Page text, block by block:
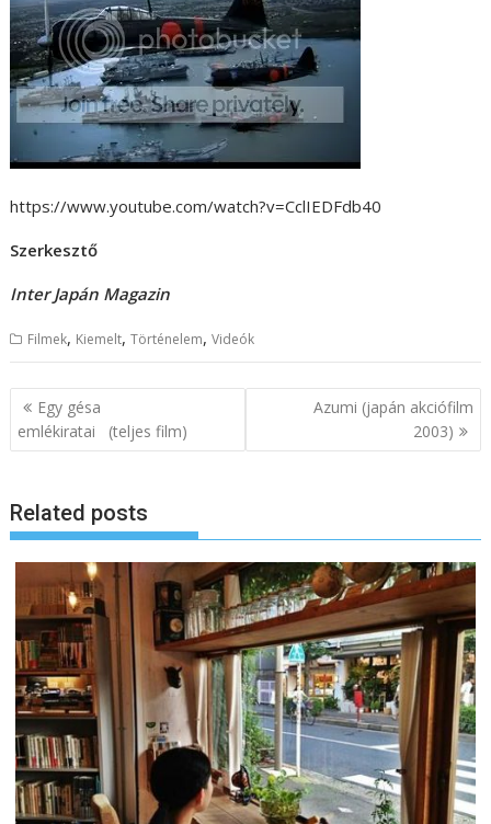
https://www.youtube.com/watch?v=CclIEDFdb40
Szerkesztő
Inter Japán Magazin
Filmek, Kiemelt,Történelem,Videók
B
e
g
y
z
é
s
n
a
v
i
g
á
Egy gésa
emlékiratai (teljes film)
Azumi (japán akciófilm
2003)
Related posts